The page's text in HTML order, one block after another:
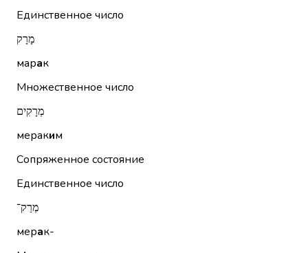
Единственное число
מָרָק
марак
Множественное число
מְרָקִים
мераким
Сопряженное состояние
Единственное число
מְרַק־
мерак-